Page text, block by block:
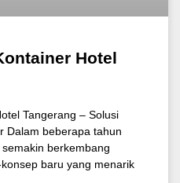
Hotel
Tangerang – Solusi
Dalam beberapa tahun
berkembang
baru yang menarik